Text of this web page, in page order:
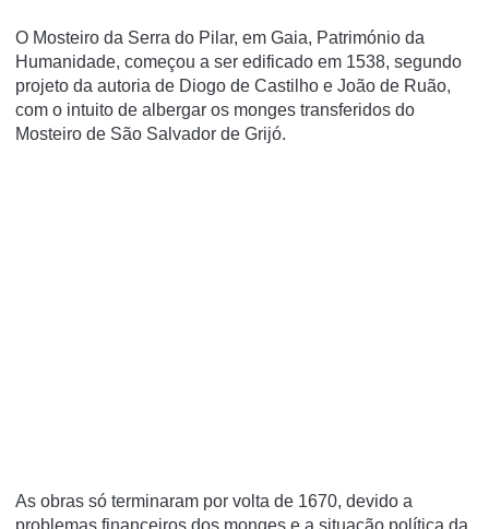
O Mosteiro da Serra do Pilar, em Gaia, Património da
Humanidade, começou a ser edificado em 1538, segundo
projeto da autoria de Diogo de Castilho e João de Ruão,
com o intuito de albergar os monges transferidos do
Mosteiro de São Salvador de Grijó.
As obras só terminaram por volta de 1670, devido a
problemas financeiros dos monges e a situação política da